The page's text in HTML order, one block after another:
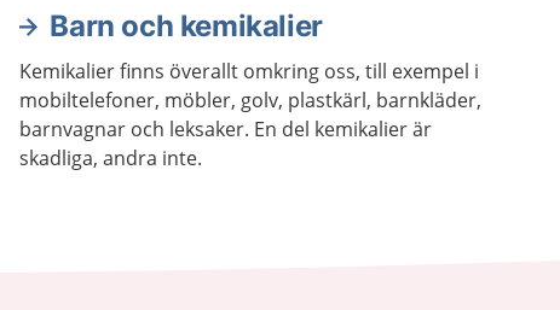
Barn och kemikalier
Kemikalier finns överallt omkring oss, till exempel i
mobiltelefoner, möbler, golv, plastkärl, barnkläder,
barnvagnar och leksaker. En del kemikalier är
skadliga, andra inte.